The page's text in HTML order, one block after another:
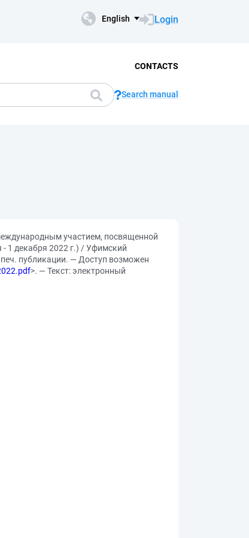
English Login
CONTACTS
Search manual
участием, посвященной
- 1 декабря 2022 г.) / Уфимский
публикации. — Доступ возможен
>. — Текст: электронный